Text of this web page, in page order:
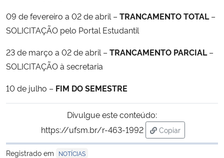
Banco Central do Brasil
Planalto
09 de fevereiro a 02 de abril – TRANCAMENTO TOTAL–
SOLICITAÇÃO pelo Portal Estudantil
23 de março a 02 de abril – TRANCAMENTO PARCIAL–
SOLICITAÇÃO à secretaria
10 de julho – FIM DO SEMESTRE
Divulgue este conteúdo:
https://ufsm.br/r-463-1992
Copiar
para área de
Registrado em
NOTÍCIAS